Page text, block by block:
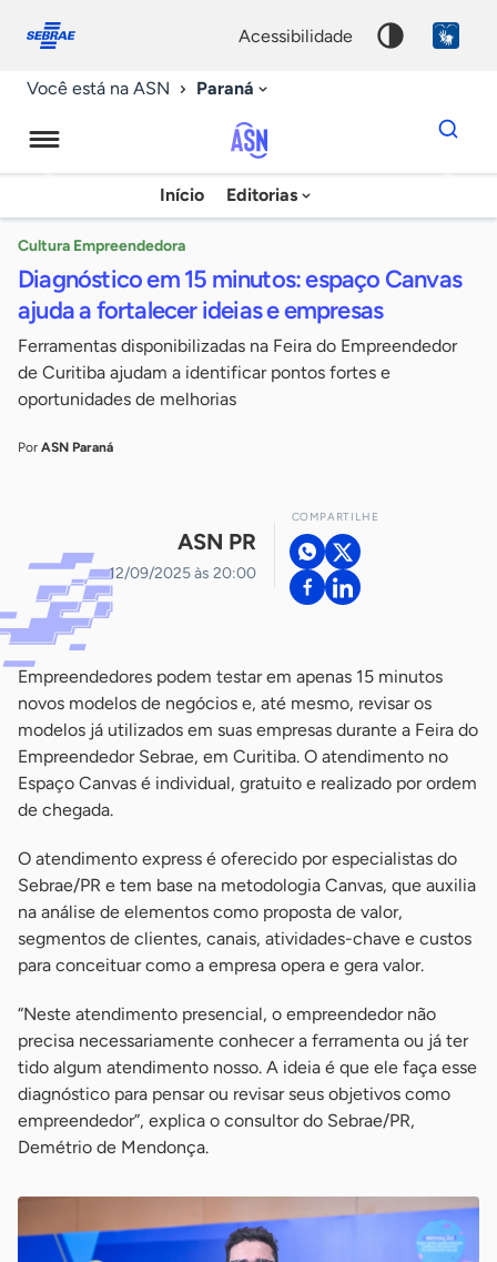
conosco
acessibilidade
Você está na ASN Paraná
Agência
Sebrae
Notícias
Início Editorias
Dados
para
chave
Cultura Empreendedora
Diagnóstico em 15 minutos: espaço Canvas
ajuda a fortalecer ideias e empresas
Ferramentas disponibilizadas na Feira do Empreendedor
de Curitiba ajudam a identificar pontos fortes e
oportunidades de melhorias
Por ASN Paraná
ASN PR
12/09/2025 às 20:00
COMPARTILHE
Empreendedores podem testar em apenas 15 minutos
novos modelos de negócios e, até mesmo, revisar os
modelos já utilizados em suas empresas durante a Feira do
Empreendedor Sebrae, em Curitiba. O atendimento no
Espaço Canvas é individual, gratuito e realizado por ordem
de chegada.
O atendimento express é oferecido por especialistas do
Sebrae/PR e tem base na metodologia Canvas, que auxilia
na análise de elementos como proposta de valor,
segmentos de clientes, canais, atividades-chave e custos
para conceituar como a empresa opera e gera valor.
“Neste atendimento presencial, o empreendedor não
precisa necessariamente conhecer a ferramenta ou já ter
tido algum atendimento nosso. A ideia é que ele faça esse
diagnóstico para pensar ou revisar seus objetivos como
empreendedor”, explica o consultor do Sebrae/PR,
Demétrio de Mendonça.